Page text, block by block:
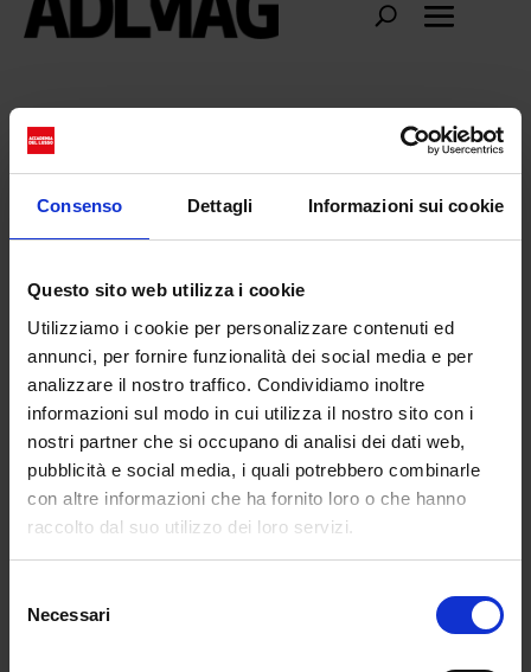
Consenso Dettagli Informazioni sui cookie
Questo sito web utilizza i cookie
Utilizziamo i cookie per personalizzare contenuti ed
annunci, per fornire funzionalità dei social media e per
analizzare il nostro traffico. Condividiamo inoltre
informazioni sul modo in cui utilizza il nostro sito con i
nostri partner che si occupano di analisi dei dati web,
pubblicità e social media, i quali potrebbero combinarle
con altre informazioni che ha fornito loro o che hanno
raccolto dal suo utilizzo dei loro servizi.
delNecessari
island
Corona Island: l’isola sostenibile dei
daFrancesca Soba|Giu 4, 2025|LIFESTYLE
Il paradiso plastic-free dove il lusso